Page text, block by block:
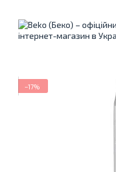
−17%